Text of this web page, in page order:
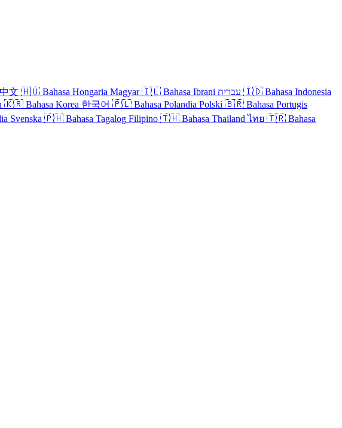
文 🇭🇺 Bahasa Hongaria Magyar 🇮🇱 Bahasa Ibrani עברית 🇮🇩 Bahasa Indonesia
🇰🇷 Bahasa Korea 한국어 🇵🇱 Bahasa Polandia Polski 🇧🇷 Bahasa Portugis
Svenska 🇵🇭 Bahasa Tagalog Filipino 🇹🇭 Bahasa Thailand ไทย 🇹🇷 Bahasa